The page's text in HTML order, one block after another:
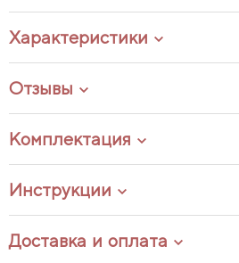
Характеристики
Отзывы
Комплектация
Инструкции
Доставка и оплата